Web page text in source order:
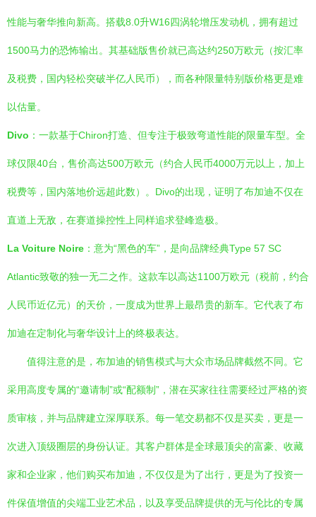
性能与奢华推向新高。搭载8.0升W16四涡轮增压发动机，拥有超过
1500马力的恐怖输出。其基础版售价就已高达约250万欧元（按汇率
及税费，国内轻松突破半亿人民币），而各种限量特别版价格更是难
以估量。
Divo ：一款基于Chiron打造、但专注于极致弯道性能的限量车型。全
球仅限40台，售价高达500万欧元（约合人民币4000万元以上，加上
税费等，国内落地价远超此数）。Divo的出现，证明了布加迪不仅在
直道上无敌，在赛道操控性上同样追求登峰造极。
La Voiture Noire ：意为“黑色的车”，是向品牌经典Type 57 SC
Atlantic致敬的独一无二之作。这款车以高达1100万欧元（税前，约合
人民币近亿元）的天价，一度成为世界上最昂贵的新车。它代表了布
加迪在定制化与奢华设计上的终极表达。
值得注意的是，布加迪的销售模式与大众市场品牌截然不同。它
采用高度专属的“邀请制”或“配额制”，潜在买家往往需要经过严格的资
质审核，并与品牌建立深厚联系。每一笔交易都不仅是买卖，更是一
次进入顶级圈层的身份认证。其客户群体是全球最顶尖的富豪、收藏
家和企业家，他们购买布加迪，不仅仅是为了出行，更是为了投资一
件保值增值的尖端工业艺术品，以及享受品牌提供的无与伦比的专属